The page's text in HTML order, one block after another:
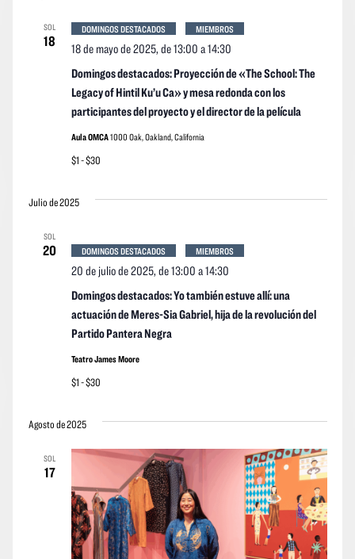
SOL
18
Domingos destacados: Proyección de «The School: The
Legacy of Hintil Ku’u Ca» y mesa redonda con los
participantes del proyecto y el director de la película
18 de mayo de 2025, de 13:00 a14:30
DOMINGOS DESTACADOS MIEMBROS
Aula OMCA1000 Oak, Oakland, California
$1 - $30
Julio de 2025
SOL
20
Domingos destacados: Yo también estuve allí: una
actuación de Meres-Sia Gabriel, hija de la revolución del
Partido Pantera Negra
20 de julio de 2025, de 13:00 a14:30
DOMINGOS DESTACADOS MIEMBROS
Teatro James Moore
$1 - $30
Agosto de 2025
SOL
17